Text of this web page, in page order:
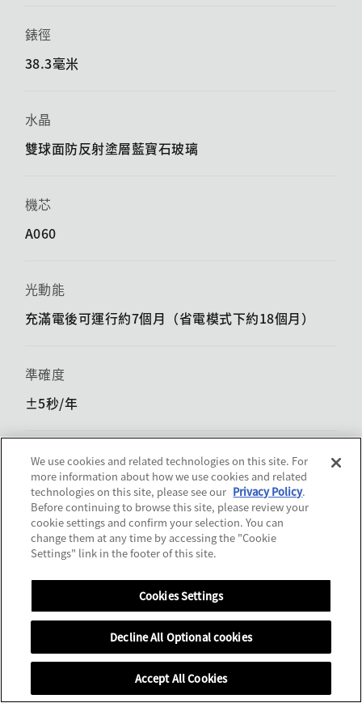
錶徑
38.3毫米
水晶
雙球面防反射塗層藍寶石玻璃
機芯
A060
光動能
充滿電後可運行約7個月（省電模式下約18個月）
準確度
±5秒/年
特殊功能
10 bar防水 / 能量儲存顯示 / ​​獨立可調的時針
撞擊偵測功能 / ​​時差校正功能 / 萬年曆
銷售據點
返回
We use cookies and related technologies on this site. For
more information about how we use cookies and related
technologies on this site, please see our Privacy Policy.
Before continuing to browse this site, please review your
cookie settings and confirm your selection. You can
change them at any time by accessing the "Cookie
Settings" link in the footer of this site.
Cookies Settings
Decline All Optional cookies
Accept All Cookies